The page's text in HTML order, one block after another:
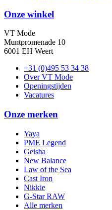
Onze winkel
VT Mode
Muntpromenade 10
6001 EH Weert
+31 (0)495 53 34 38
Over VT Mode
Openingstijden
Vacatures
Onze merken
Yaya
PME Legend
Geisha
New Balance
Law of the Sea
Cast Iron
Nikkie
G-Star RAW
Alle merken